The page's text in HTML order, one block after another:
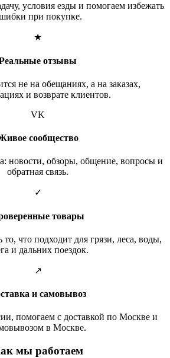
условия езды и помогаем избежать
при покупке.
★
отзывы
не на обещаниях, а на заказах,
и возврате клиентов.
VK
сообщество
новости, обзоры, общение, вопросы и
обратная связь.
✓
товары
то, что подходит для грязи, леса, воды,
и дальних поездок.
↗
и самовывоз
помогаем с доставкой по Москве и
в Москве.
мы работаем